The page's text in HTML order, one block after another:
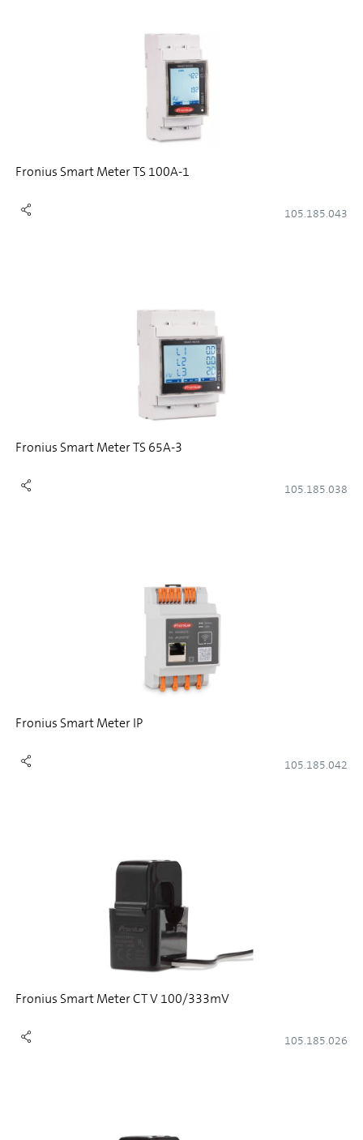
Fronius Smart Meter TS 100A-1
105.185.043
Fronius Smart Meter TS 65A-3
105.185.038
Fronius Smart Meter IP
105.185.042
Fronius Smart Meter CT V 100/333mV
105.185.026